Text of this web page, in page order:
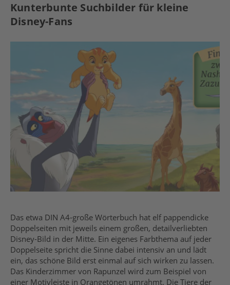
Kunterbunte Suchbilder für kleine
Disney-Fans
Das etwa DIN A4-große Wörterbuch hat elf pappendicke
Doppelseiten mit jeweils einem großen, detailverliebten
Disney-Bild in der Mitte. Ein eigenes Farbthema auf jeder
Doppelseite spricht die Sinne dabei intensiv an und lädt
ein, das schöne Bild erst einmal auf sich wirken zu lassen.
Das Kinderzimmer von Rapunzel wird zum Beispiel von
einer Motivleiste in Orangetönen umrahmt. Die Tiere der